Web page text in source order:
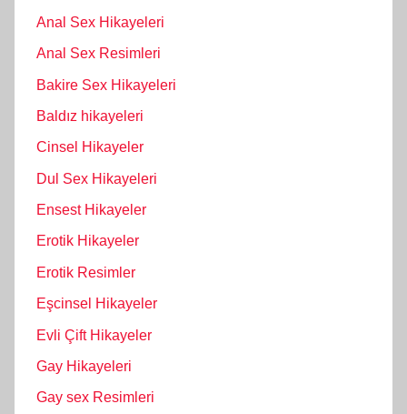
Anal Sex Hikayeleri
Anal Sex Resimleri
Bakire Sex Hikayeleri
Baldız hikayeleri
Cinsel Hikayeler
Dul Sex Hikayeleri
Ensest Hikayeler
Erotik Hikayeler
Erotik Resimler
Eşcinsel Hikayeler
Evli Çift Hikayeler
Gay Hikayeleri
Gay sex Resimleri